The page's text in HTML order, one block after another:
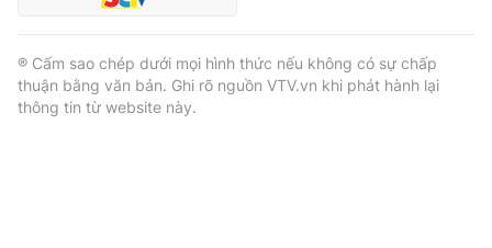
® Cấm sao chép dưới mọi hình thức nếu không có sự chấp
thuận bằng văn bản. Ghi rõ nguồn VTV.vn khi phát hành lại
thông tin từ website này.